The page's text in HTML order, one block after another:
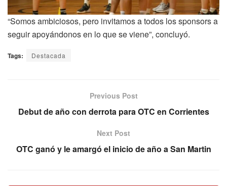
“Somos ambiciosos, pero invitamos a todos los sponsors a
seguir apoyándonos en lo que se viene”, concluyó.
Tags: Destacada
Previous Post
Debut de año con derrota para OTC en Corrientes
Next Post
OTC ganó y le amargó el inicio de año a San Martin